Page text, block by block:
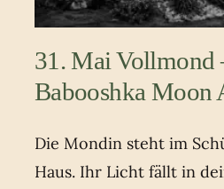
31. Mai Vollmond
Babooshka Moon
Die Mondin steht im
Haus. Ihr Licht fällt in